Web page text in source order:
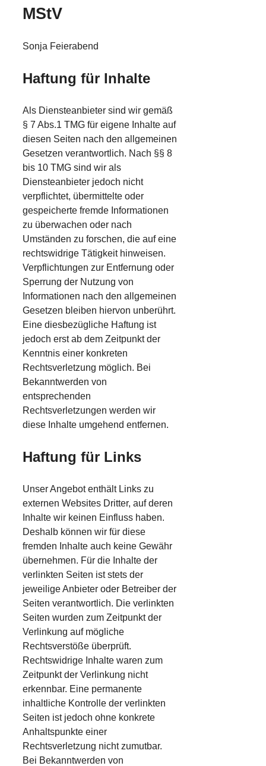
MStV
Sonja Feierabend
Haftung für Inhalte
Als Diensteanbieter sind wir gemäß
§ 7 Abs.1 TMG für eigene Inhalte auf
diesen Seiten nach den allgemeinen
Gesetzen verantwortlich. Nach §§ 8
bis 10 TMG sind wir als
Diensteanbieter jedoch nicht
verpflichtet, übermittelte oder
gespeicherte fremde Informationen
zu überwachen oder nach
Umständen zu forschen, die auf eine
rechtswidrige Tätigkeit hinweisen.
Verpflichtungen zur Entfernung oder
Sperrung der Nutzung von
Informationen nach den allgemeinen
Gesetzen bleiben hiervon unberührt.
Eine diesbezügliche Haftung ist
jedoch erst ab dem Zeitpunkt der
Kenntnis einer konkreten
Rechtsverletzung möglich. Bei
Bekanntwerden von
entsprechenden
Rechtsverletzungen werden wir
diese Inhalte umgehend entfernen.
Haftung für Links
Unser Angebot enthält Links zu
externen Websites Dritter, auf deren
Inhalte wir keinen Einfluss haben.
Deshalb können wir für diese
fremden Inhalte auch keine Gewähr
übernehmen. Für die Inhalte der
verlinkten Seiten ist stets der
jeweilige Anbieter oder Betreiber der
Seiten verantwortlich. Die verlinkten
Seiten wurden zum Zeitpunkt der
Verlinkung auf mögliche
Rechtsverstöße überprüft.
Rechtswidrige Inhalte waren zum
Zeitpunkt der Verlinkung nicht
erkennbar. Eine permanente
inhaltliche Kontrolle der verlinkten
Seiten ist jedoch ohne konkrete
Anhaltspunkte einer
Rechtsverletzung nicht zumutbar.
Bei Bekanntwerden von